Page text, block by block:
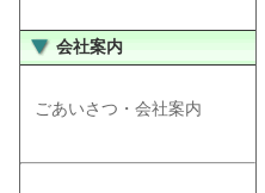
会社案内
ごあいさつ・会社案内